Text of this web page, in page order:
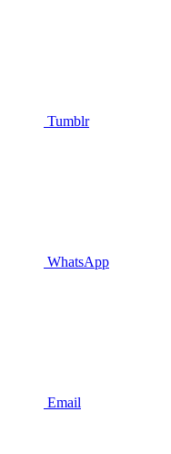
Tumblr
WhatsApp
Email